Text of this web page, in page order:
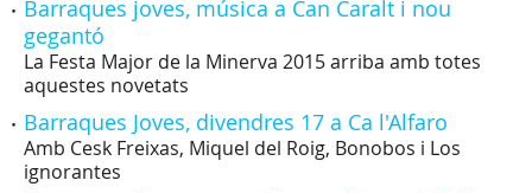
Barraques joves, música a Can Caralt i nou
gegantó
La Festa Major de la Minerva 2015 arriba amb totes
aquestes novetats
Barraques Joves, divendres 17 a Ca l'Alfaro
Amb Cesk Freixas, Miquel del Roig, Bonobos i Los
ignorantes